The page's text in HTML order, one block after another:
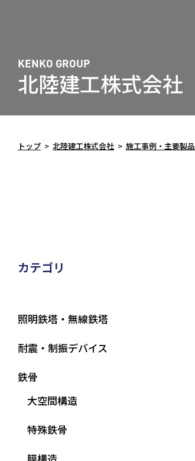
KENKO GROUP
北陸建工株式会社
トップ > 北陸建工株式会社 > 施工事例・主要製品
カテゴリ
照明鉄塔・無線鉄塔
耐震・制振デバイス
鉄骨
大空間構造
特殊鉄骨